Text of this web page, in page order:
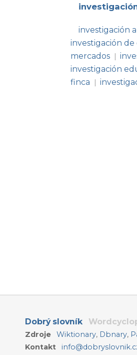
investigación
investigación de
mercados |
investigación
finca
|
Dobrý slovník
Zdroje Wiktionary, Dbnary,
Kontakt